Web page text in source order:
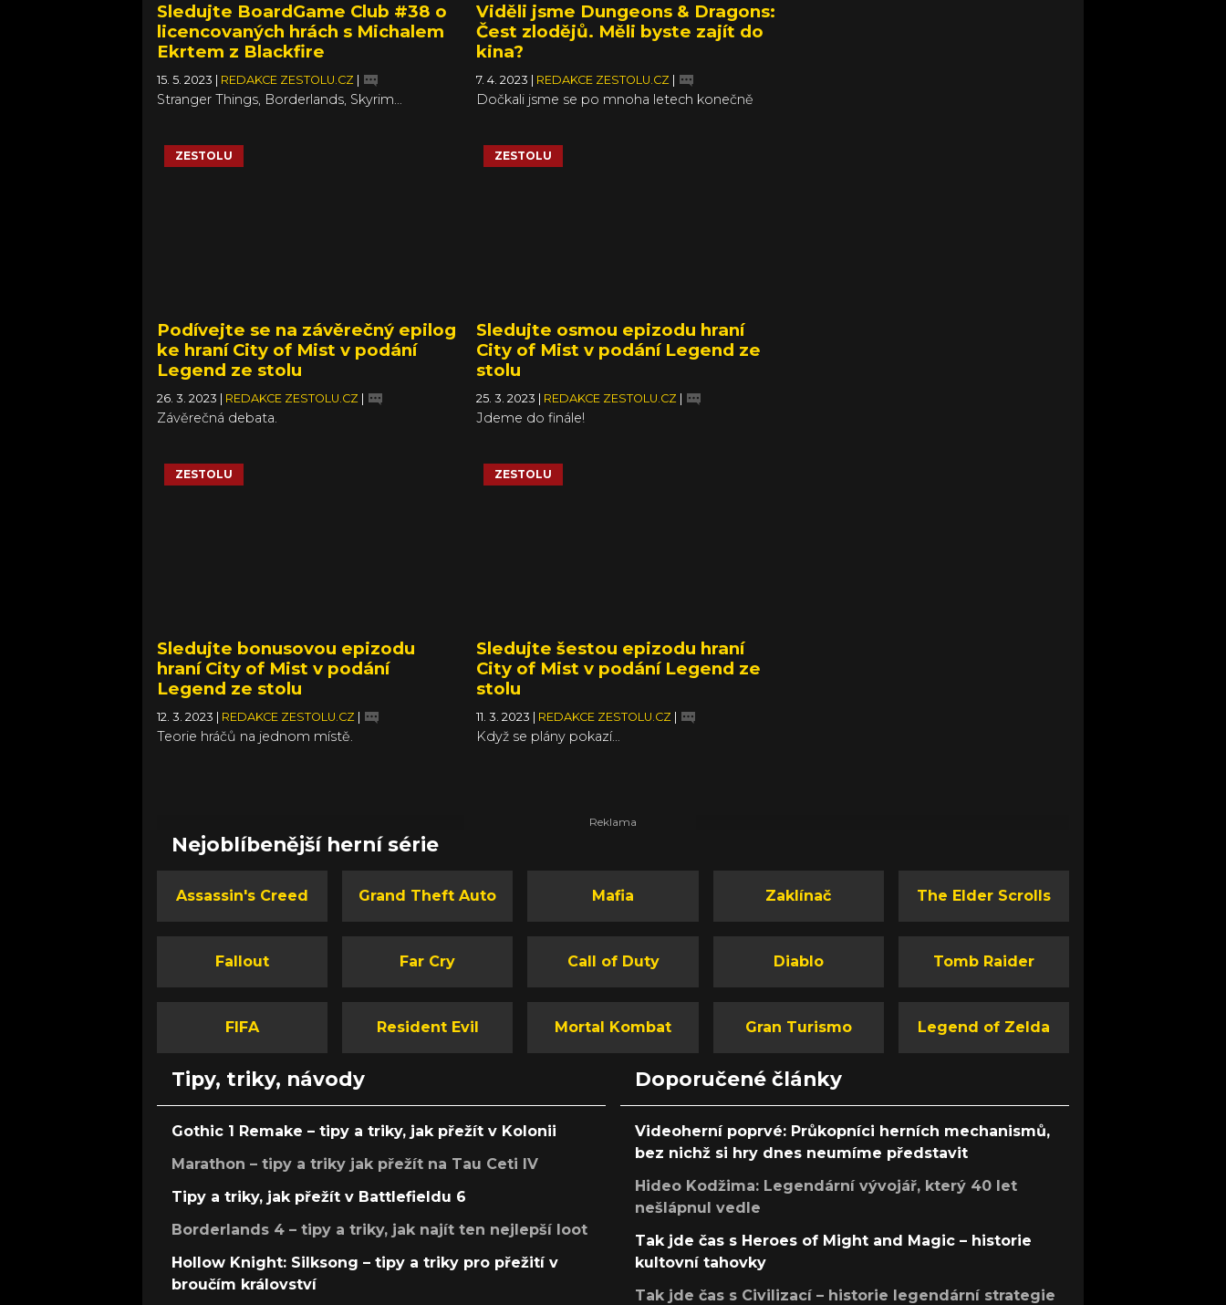
Sledujte BoardGame Club #38 o
licencovaných hrách s Michalem
Ekrtem z Blackfire
15. 5. 2023 REDAKCE ZESTOLU.CZ
Stranger Things, Borderlands, Skyrim…
Viděli jsme Dungeons & Dragons:
Čest zlodějů. Měli byste zajít do
kina?
7. 4. 2023 REDAKCE ZESTOLU.CZ
Dočkali jsme se po mnoha letech konečně
ZESTOLU
Podívejte se na závěrečný epilog
ke hraní City of Mist v podání
Legend ze stolu
26. 3. 2023 REDAKCE ZESTOLU.CZ
Závěrečná debata.
ZESTOLU
Sledujte osmou epizodu hraní
City of Mist v podání Legend ze
stolu
25. 3. 2023 REDAKCE ZESTOLU.CZ
Jdeme do finále!
ZESTOLU
Sledujte bonusovou epizodu
hraní City of Mist v podání
Legend ze stolu
12. 3. 2023 REDAKCE ZESTOLU.CZ
Teorie hráčů na jednom místě.
ZESTOLU
Sledujte šestou epizodu hraní
City of Mist v podání Legend ze
stolu
11. 3. 2023 REDAKCE ZESTOLU.CZ
Když se plány pokazí…
Nejoblíbenější herní série
Assassin's Creed Grand Theft Auto Mafia Zaklínač The Elder Scrolls
Fallout Far Cry Call of Duty Diablo Tomb Raider
FIFA Resident Evil Mortal Kombat Gran Turismo Legend of Zelda
Tipy, triky, návody
Gothic 1 Remake – tipy a triky, jak přežít v Kolonii
Marathon – tipy a triky jak přežít na Tau Ceti IV
Tipy a triky, jak přežít v Battlefieldu 6
Borderlands 4 – tipy a triky, jak najít ten nejlepší loot
Hollow Knight: Silksong – tipy a triky pro přežití v
broučím království
Doporučené články
Videoherní poprvé: Průkopníci herních mechanismů,
bez nichž si hry dnes neumíme představit
Hideo Kodžima: Legendární vývojář, který 40 let
nešlápnul vedle
Tak jde čas s Heroes of Might and Magic – historie
kultovní tahovky
Tak jde čas s Civilizací – historie legendární strategie